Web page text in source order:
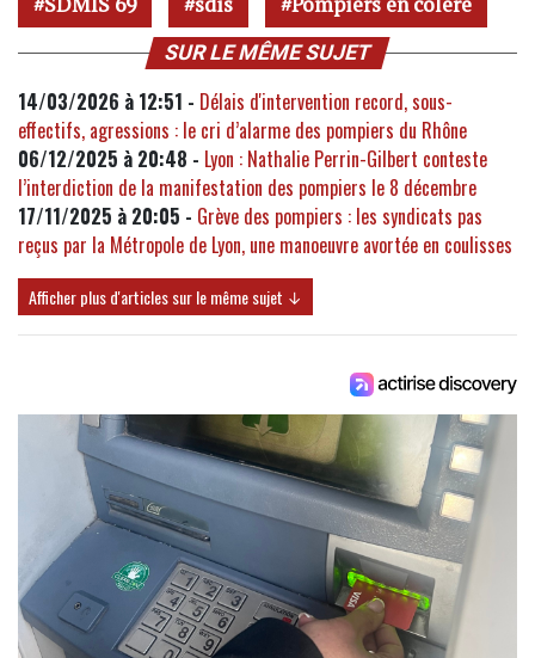
SUR LE MÊME SUJET
14/03/2026 à 12:51 - Délais d'intervention record, sous-
effectifs, agressions : le cri d’alarme des pompiers du Rhône
06/12/2025 à 20:48 - Lyon : Nathalie Perrin-Gilbert conteste
l’interdiction de la manifestation des pompiers le 8 décembre
17/11/2025 à 20:05 - Grève des pompiers : les syndicats pas
reçus par la Métropole de Lyon, une manoeuvre avortée en coulisses
Afficher plus d'articles sur le même sujet ↓